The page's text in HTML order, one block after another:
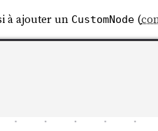
à ajouter un CustomNode(